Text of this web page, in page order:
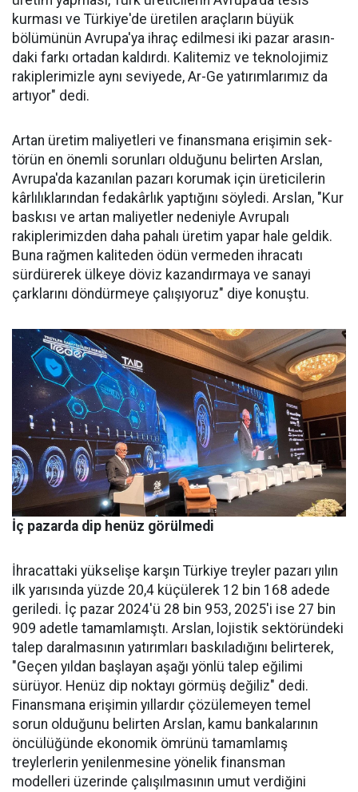
kurması ve Türkiye'de üreti­len araçların büyük
bölümünün Avru­pa'ya ihraç edilme­si iki pazar arasın­
daki farkı ortadan kaldırdı. Kalitemiz ve teknolojimiz
ra­kiplerimizle aynı seviyede, Ar-Ge ya­tırımlarımız da
ar­tıyor" dedi.
Artan üretim ma­liyetleri ve finans­mana erişimin sek­
törün en önemli sorunları oldu­ğunu belirten Arslan,
Avrupa'da kazanılan pazarı korumak için üreticilerin
kârlılıklarından fe­dakârlık yaptığını söyledi. Arslan, "Kur
baskısı ve artan maliyetler nedeniyle Avrupalı
rakiplerimiz­den daha pahalı üretim yapar ha­le geldik.
Buna rağmen kaliteden ödün vermeden ihracatı
sürdüre­rek ülkeye döviz kazandırmaya ve sanayi
çarklarını döndürmeye ça­lışıyoruz" diye konuştu.
İç pazarda dip henüz görülmedi
İhracattaki yükselişe karşın Türkiye treyler pazarı yılın
ilk yarısında yüzde 20,4 küçülerek 12 bin 168 adede
geriledi. İç pa­zar 2024'ü 28 bin 953, 2025'i ise 27 bin
909 adetle tamamlamış­tı. Arslan, lojistik sektöründeki
talep daralmasının yatırımları baskıladığını belirterek,
"Geçen yıldan başlayan aşağı yönlü talep eğilimi
sürüyor. Henüz dip nok­tayı görmüş değiliz" dedi.
Finans­mana erişimin yıllardır çözüle­meyen temel
sorun olduğunu be­lirten Arslan, kamu bankalarının
öncülüğünde ekonomik ömrü­nü tamamlamış
treylerlerin ye­nilenmesine yönelik finansman
modelleri üzerinde çalışılması­nın umut verdiğini